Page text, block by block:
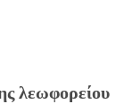
λεωφορείου